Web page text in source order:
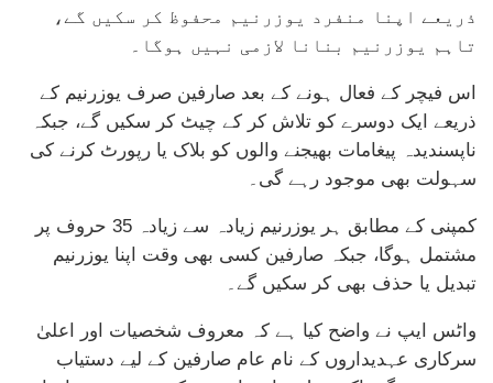
ذریعے اپنا منفرد یوزرنیم محفوظ کر سکیں گے،
تاہم یوزرنیم بنانا لازمی نہیں ہوگا۔
اس فیچر کے فعال ہونے کے بعد صارفین صرف یوزرنیم کے
ذریعے ایک دوسرے کو تلاش کر کے چیٹ کر سکیں گے، جبکہ
ناپسندیدہ پیغامات بھیجنے والوں کو بلاک یا رپورٹ کرنے کی
سہولت بھی موجود رہے گی۔
کمپنی کے مطابق ہر یوزرنیم زیادہ سے زیادہ 35 حروف پر
مشتمل ہوگا، جبکہ صارفین کسی بھی وقت اپنا یوزرنیم
تبدیل یا حذف بھی کر سکیں گے۔
واٹس ایپ نے واضح کیا ہے کہ معروف شخصیات اور اعلیٰ
سرکاری عہدیداروں کے نام عام صارفین کے لیے دستیاب